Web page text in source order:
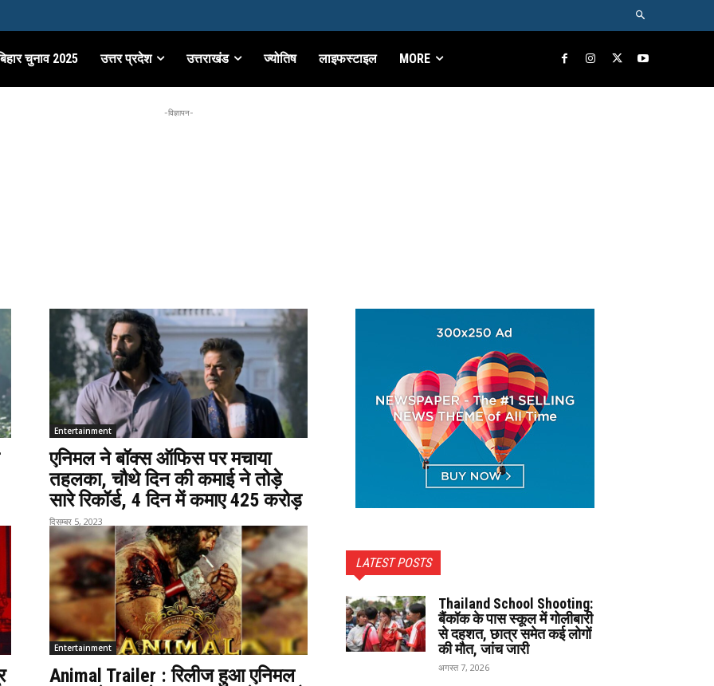
चुनाव 2025 उत्तर प्रदेश उत्तराखंड ज्योतिष लाइफस्टाइल MORE
-विज्ञापन-
Entertainment
एनिमल ने बॉक्स ऑफिस पर मचाया
तहलका, चौथे दिन की कमाई ने तोड़े
सारे रिकॉर्ड, 4 दिन में कमाए 425 करोड़
दिसम्बर 5, 2023
Entertainment
Animal Trailer : रिलीज हुआ एनिमल
LATEST POSTS
Thailand School Shooting:
बैंकॉक के पास स्कूल में गोलीबारी
से दहशत, छात्र समेत कई लोगों
की मौत, जांच जारी
अगस्त 7, 2026